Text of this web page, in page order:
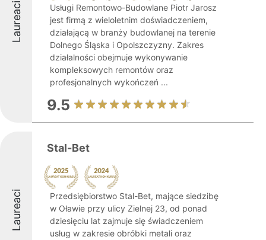
Laureaci
Usługi Remontowo-Budowlane Piotr Jarosz
jest firmą z wieloletnim doświadczeniem,
działającą w branży budowlanej na terenie
Dolnego Śląska i Opolszczyzny. Zakres
działalności obejmuje wykonywanie
kompleksowych remontów oraz
profesjonalnych wykończeń ...
9.5
Laureaci
Stal-Bet
Przedsiębiorstwo Stal-Bet, mające siedzibę
w Oławie przy ulicy Zielnej 23, od ponad
dziesięciu lat zajmuje się świadczeniem
usług w zakresie obróbki metali oraz